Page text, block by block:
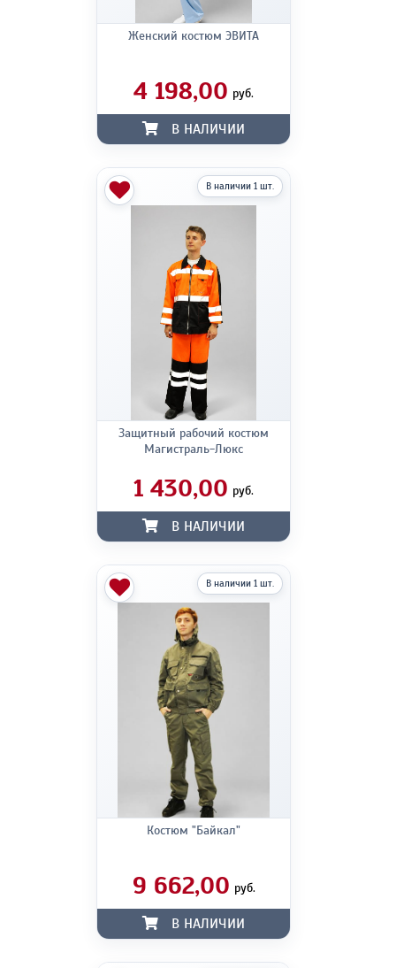
Женский костюм ЭВИТА
4 198,00 руб.
В НАЛИЧИИ
В наличии 1 шт.
Защитный рабочий костюм
Магистраль-Люкс
1 430,00 руб.
В НАЛИЧИИ
В наличии 1 шт.
Костюм "Байкал"
9 662,00 руб.
В НАЛИЧИИ